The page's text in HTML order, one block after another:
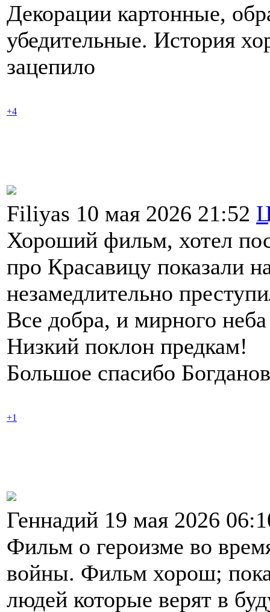
Декорации картонные,
убедительные. История
зацепило
+4
Filiyas 10 мая 2026 21:52
Хороший фильм, хотел
про Красавицу показали
незамедлительно
Все добра, и мирного
Низкий поклон предкам!
Большое спасибо
+1
Геннадий 19 мая 2026
Фильм о героизме во
войны. Фильм хорош;
людей которые верят в